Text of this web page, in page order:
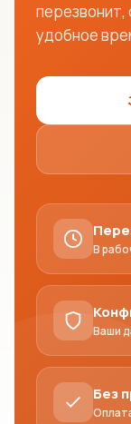
перезвонит,
удобное
В
Ваши
Без